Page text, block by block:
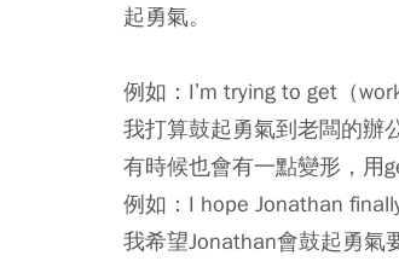
起勇氣。
例如：I’m trying to get（
我打算鼓起勇氣到老闆的辦
有時候也會有一點變形，用
例如：I hope Jonathan
我希望Jonathan會鼓起勇氣